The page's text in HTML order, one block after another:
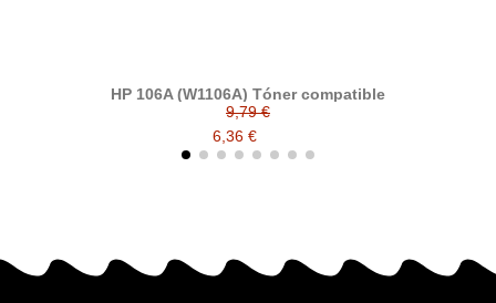
HP 106A (W1106A) Tóner compatible
9,79 €
6,36 €